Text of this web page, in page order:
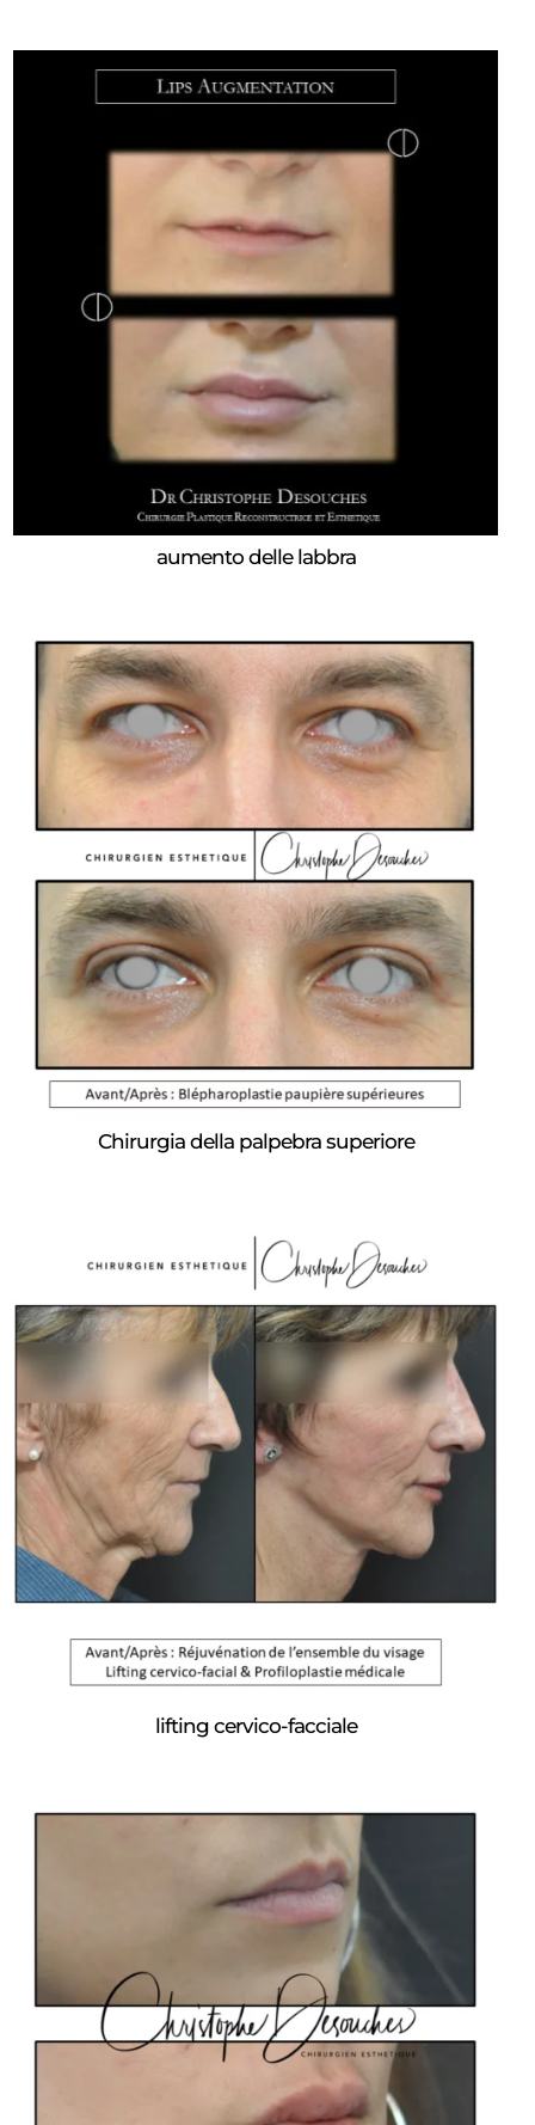
aumento delle labbra
Chirurgia della palpebra superiore
lifting cervico-facciale